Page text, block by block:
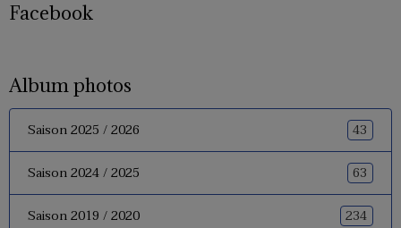
Facebook
Album photos
Saison 2025 / 2026 43
Saison 2024 / 2025 63
Saison 2019 / 2020 234